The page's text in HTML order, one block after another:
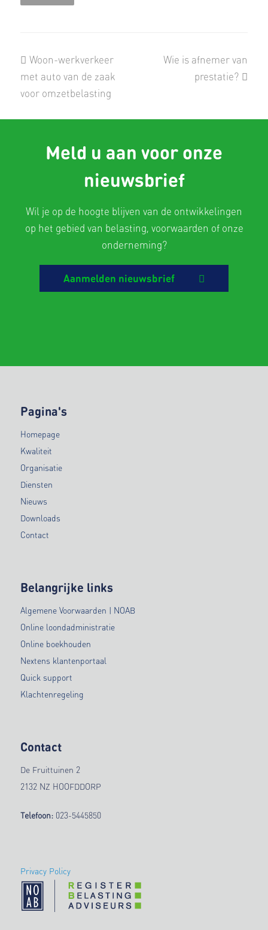
previous
post:
Woon-werkverkeer
met auto van de zaak
voor omzetbelasting
next
Wie is afnemer van
prestatie?
Meld u aan voor onze
nieuwsbrief
Wil je op de hoogte blijven van de ontwikkelingen
op het gebied van belasting, voorwaarden of onze
onderneming?
Aanmelden nieuwsbrief
Pagina's
Homepage
Kwaliteit
Organisatie
Diensten
Nieuws
Downloads
Contact
Belangrijke links
Algemene Voorwaarden | NOAB
Online loondadministratie
Online boekhouden
Nextens klantenportaal
Quick support
Klachtenregeling
Contact
De Fruittuinen 2
2132 NZ HOOFDDORP
Telefoon:023-5445850
Privacy Policy